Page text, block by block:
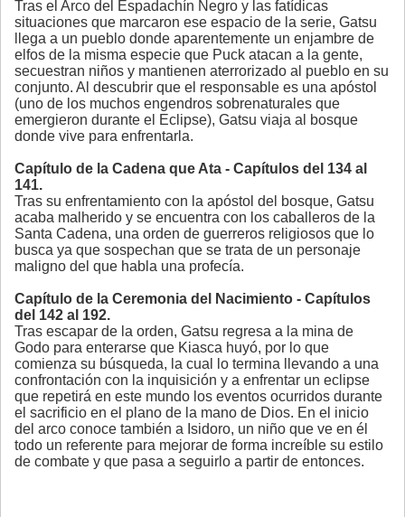
Tras el Arco del Espadachín Negro y las fatídicas
situaciones que marcaron ese espacio de la serie, Gatsu
llega a un pueblo donde aparentemente un enjambre de
elfos de la misma especie que Puck atacan a la gente,
secuestran niños y mantienen aterrorizado al pueblo en su
conjunto. Al descubrir que el responsable es una apóstol
(uno de los muchos engendros sobrenaturales que
emergieron durante el Eclipse), Gatsu viaja al bosque
donde vive para enfrentarla.
Capítulo de la Cadena que Ata - Capítulos del 134 al
141.
Tras su enfrentamiento con la apóstol del bosque, Gatsu
acaba malherido y se encuentra con los caballeros de la
Santa Cadena, una orden de guerreros religiosos que lo
busca ya que sospechan que se trata de un personaje
maligno del que habla una profecía.
Capítulo de la Ceremonia del Nacimiento - Capítulos
del 142 al 192.
Tras escapar de la orden, Gatsu regresa a la mina de
Godo para enterarse que Kiasca huyó, por lo que
comienza su búsqueda, la cual lo termina llevando a una
confrontación con la inquisición y a enfrentar un eclipse
que repetirá en este mundo los eventos ocurridos durante
el sacrificio en el plano de la mano de Dios. En el inicio
del arco conoce también a Isidoro, un niño que ve en él
todo un referente para mejorar de forma increíble su estilo
de combate y que pasa a seguirlo a partir de entonces.